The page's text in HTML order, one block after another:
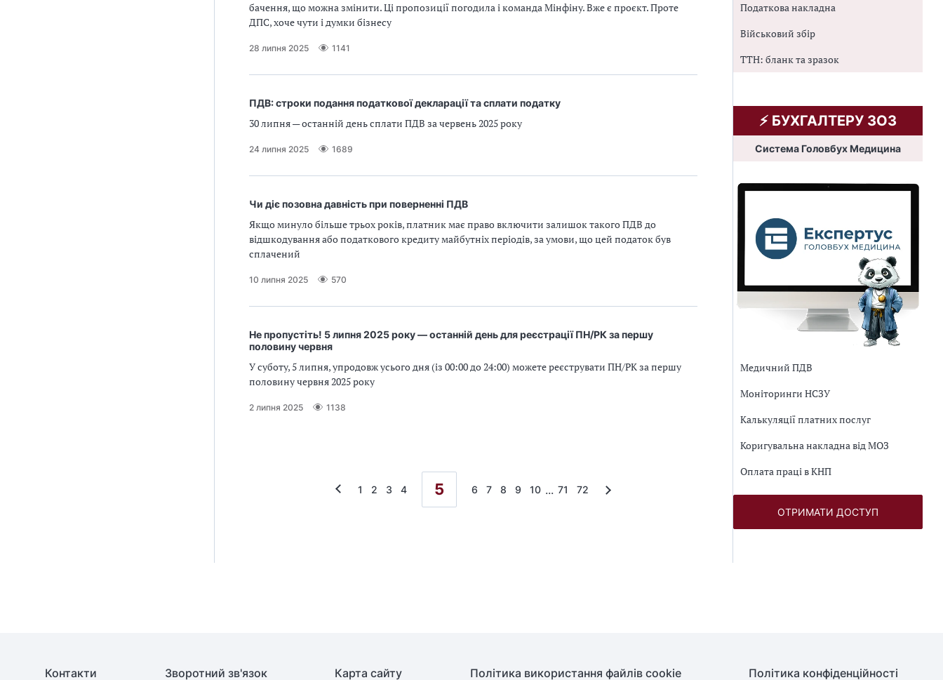
бачення, що можна змінити. Ці пропозиції погодила і команда Мінфіну. Вже є проєкт. Проте
ДПС, хоче чути і думки бізнесу
28 липня 2025 1141
ПДВ: строки подання податкової декларації та сплати податку
30 липня — останній день сплати ПДВ за червень 2025 року
24 липня 2025 1689
Чи діє позовна давність при поверненні ПДВ
Якщо минуло більше трьох років, платник має право включити залишок такого ПДВ до
відшкодування або податкового кредиту майбутніх періодів, за умови, що цей податок був
сплачений
10 липня 2025 570
Не пропустіть! 5 липня 2025 року — останній день для реєстрації ПН/РК за першу
половину червня
У суботу, 5 липня, упродовж усього дня (із 00:00 до 24:00) можете реєструвати ПН/РК за першу
половину червня 2025 року
2 липня 2025 1138
1 2 3 4 5 6 7 8 9 10 ... 71 72
Податкова накладна
Військовий збір
ТТН: бланк та зразок
⚡️ БУХГАЛТЕРУ ЗОЗ
Система Головбух Медицина
Медичний ПДВ
Моніторинги НСЗУ
Калькуляції платних послуг
Коригувальна накладна від МОЗ
Оплата праці в КНП
ОТРИМАТИ ДОСТУП
Контакти Зворотний зв'язок Карта сайту Політика використання файлів cookie Політика конфіденційності